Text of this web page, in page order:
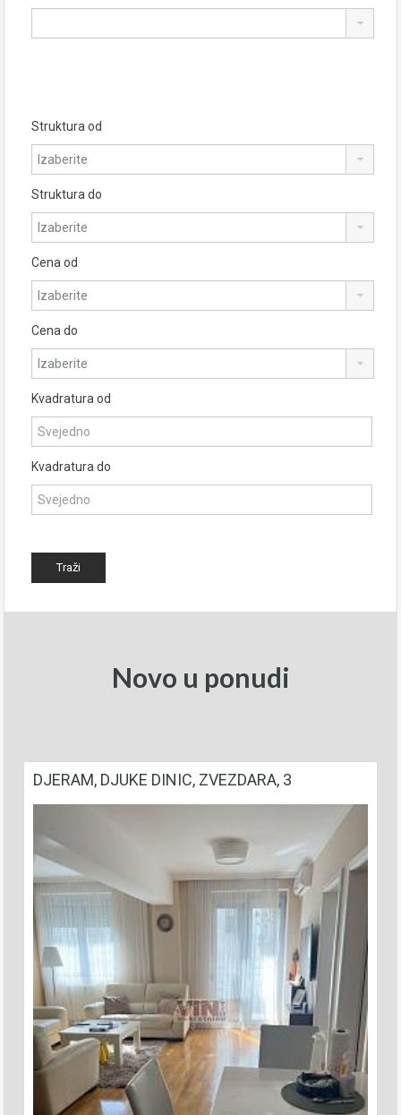
Struktura od
Struktura do
Cena od
Cena do
Kvadratura od
Kvadratura do
Novo u ponudi
DJERAM, DJUKE DINIC, ZVEZDARA, 3